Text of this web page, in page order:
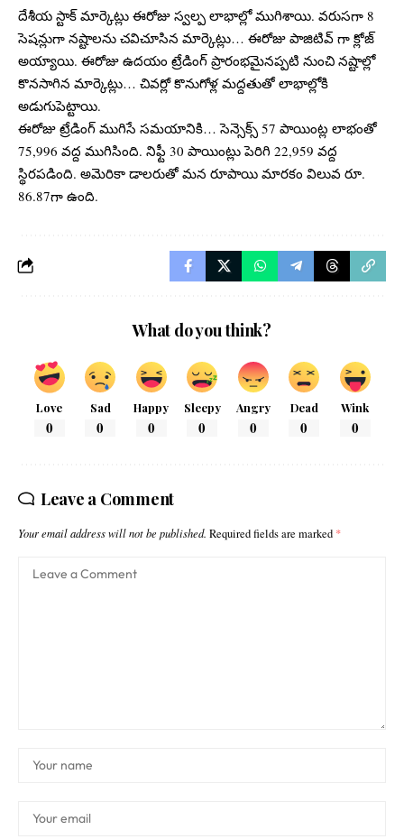
దేశీయ స్టాక్ మార్కెట్లు ఈరోజు స్వల్ప లాభాల్లో ముగిశాయి. వరుసగా 8
సెషన్లుగా నష్టాలను చవిచూసిన మార్కెట్లు… ఈరోజు పాజిటివ్ గా క్లోజ్
అయ్యాయి. ఈరోజు ఉదయం ట్రేడింగ్ ప్రారంభమైనప్పటి నుంచి నష్టాల్లో
కొనసాగిన మార్కెట్లు… చివర్లో కొనుగోళ్ల మద్దతుతో లాభాల్లోకి
అడుగుపెట్టాయి.
ఈరోజు ట్రేడింగ్ ముగిసే సమయానికి… సెన్సెక్స్ 57 పాయింట్ల లాభంతో
75,996 వద్ద ముగిసింది. నిఫ్టీ 30 పాయింట్లు పెరిగి 22,959 వద్ద
స్థిరపడింది. అమెరికా డాలరుతో మన రూపాయి మారకం విలువ రూ.
86.87గా ఉంది.
What do you think?
Love
0
Sad
0
Happy
0
Sleepy
0
Angry
0
Dead
0
Wink
0
Leave a Comment
Your email address will not be published. Required fields are marked *